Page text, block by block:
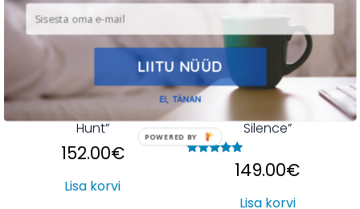
Minibaar “Passion to
Hunt”
152.00€
Lisa korvi
Minibaar “Power of
Silence”
Hinnanguga149.00€
Lisa korvi
LIITU NÜÜD
EI, TÄNAN
POWERED BY